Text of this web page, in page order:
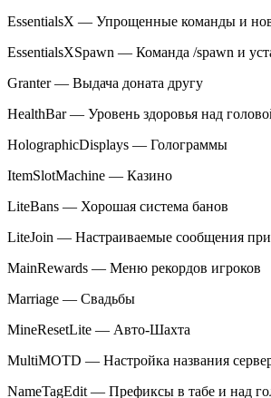
EssentialsX — Упрощенные команды и
EssentialsXSpawn — Команда /spawn и
Granter — Выдача доната другу
HealthBar — Уровень здоровья над
HolographicDisplays — Голограммы
ItemSlotMachine — Казино
LiteBans — Хорошая система банов
LiteJoin — Настраиваемые сообщения при
MainRewards — Меню рекордов игроков
Marriage — Свадьбы
MineResetLite — Авто-Шахта
MultiMOTD — Настройка названия
NameTagEdit — Префиксы в табе и над